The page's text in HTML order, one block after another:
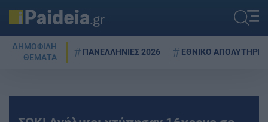
ΔΗΜΟΦΙΛΗ
ΘΕΜΑΤΑ
ΠΑΝΕΛΛΗΝΙΕΣ 2026 ΕΘΝΙΚΟ ΑΠΟΛΥΤΗΡΙΟ